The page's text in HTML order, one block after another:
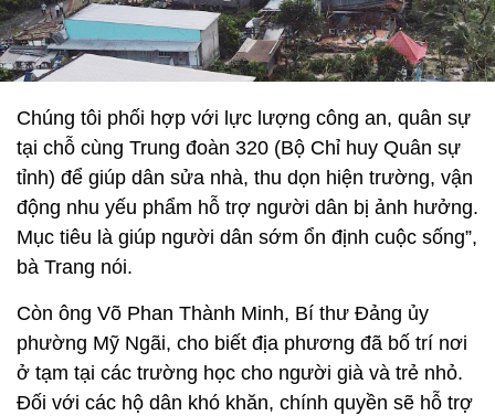
Chúng tôi phối hợp với lực lượng công an, quân sự
tại chỗ cùng Trung đoàn 320 (Bộ Chỉ huy Quân sự
tỉnh) để giúp dân sửa nhà, thu dọn hiện trường, vận
động nhu yếu phẩm hỗ trợ người dân bị ảnh hưởng.
Mục tiêu là giúp người dân sớm ổn định cuộc sống”,
bà Trang nói.
Còn ông Võ Phan Thành Minh, Bí thư Đảng ủy
phường Mỹ Ngãi, cho biết địa phương đã bố trí nơi
ở tạm tại các trường học cho người già và trẻ nhỏ.
Đối với các hộ dân khó khăn, chính quyền sẽ hỗ trợ